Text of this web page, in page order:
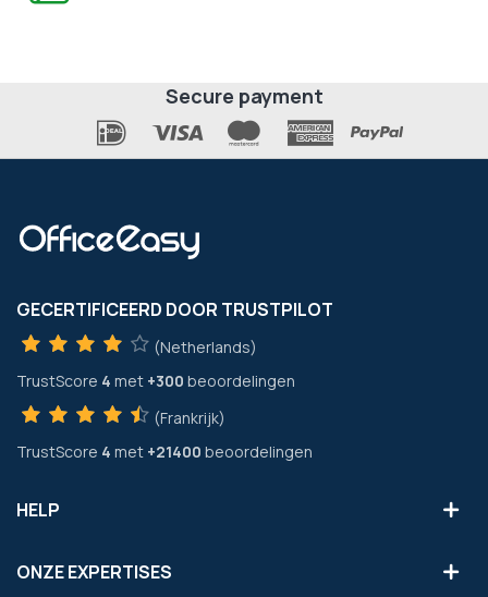
Secure payment
GECERTIFICEERD DOOR TRUSTPILOT
(Netherlands)
TrustScore 4 met +300 beoordelingen
(Frankrijk)
TrustScore 4 met +21400 beoordelingen
HELP
ONZE EXPERTISES